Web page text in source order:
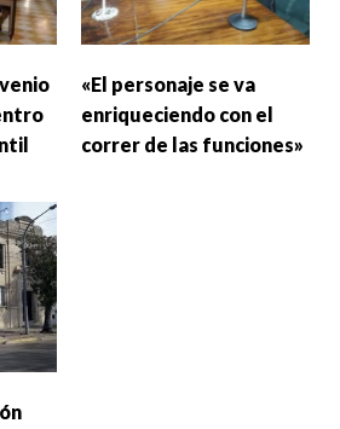
«El personaje se va
enriqueciendo con el
correr de las funciones»